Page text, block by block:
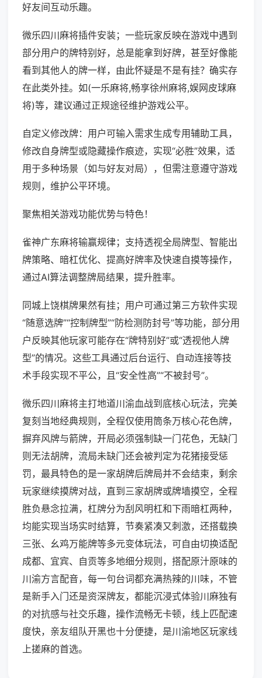
好友间互动乐趣。
微乐四川麻将插件安装；一些玩家反映在游戏中遇到
部分用户的牌特别好，总是能拿到好牌，甚至好像能
看到其他人的牌一样，由此怀疑是不是有挂？确实存
在此类外挂。如(一乐麻将,畅享徐州麻将,娱网皮球麻
将)等，建议通过正规途径维护游戏公平。
自定义修改牌：用户可输入需求生成专用辅助工具，
修改自身牌型或隐藏操作痕迹，实现“必胜”效果，适
用于多种场景（如与好友对局），但需注意遵守游戏
规则，维护公平环境。
聚焦相关游戏功能优势与特色！
雀神广东麻将输赢规律；支持透视全局牌型、智能出
牌策略、暗杠优化、提高好牌率及快速自摸等操作，
通过AI算法调整牌局结果，提升胜率。
同城上饶棋牌果然有挂；用户可通过第三方软件实现
“随意选牌”“控制牌型”“防检测防封号”等功能，部分用
户反映其他玩家可能存在“牌特别好”或“透视他人牌
型”的情况。这些工具通过后台运行、自动连接等技
术手段实现不平公，且“安全性高”“不被封号”。
微乐四川麻将主打地道川渝血战到底核心玩法，完美
复刻当地经典规则，全程仅使用筒条万核心花色牌，
摒弃风牌与箭牌，开局必须强制缺一门花色，无缺门
则无法胡牌，流局未缺门还会被判定为花猪接受惩
罚，最具特色的是一家胡牌后牌局并不会结束，剩余
玩家继续摸牌对战，直到三家胡牌或牌墙摸空，全程
胜负悬念拉满，杠牌分为刮风明杠和下雨暗杠两种，
均能实现当场实时结算，节奏紧凑又刺激，还搭载换
三张、幺鸡万能牌等多元变体玩法，可自由切换适配
成都、宜宾、自贡等多地细分规则，搭配原汁原味的
川渝方言配音，每一句台词都充满热辣的川味，不管
是新手入门还是资深牌友，都能沉浸式体验川麻独有
的对抗感与社交乐趣，操作流畅无卡顿，线上匹配速
度快，亲友组队开黑也十分便捷，是川渝地区玩家线
上搓麻的首选。